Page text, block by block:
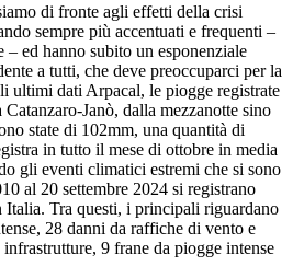
di fronte agli effetti della crisi
sempre più accentuati e frequenti –
– ed hanno subito un esponenziale
a tutti, che deve preoccuparci per la
ultimi dati Arpacal, le piogge registrate
Janò, dalla mezzanotte sino
state di 102mm, una quantità di
in tutto il mese di ottobre in media
gli eventi climatici estremi che si sono
al 20 settembre 2024 si registrano
Italia. Tra questi, i principali riguardano
28 danni da raffiche di vento e
9 frane da piogge intense